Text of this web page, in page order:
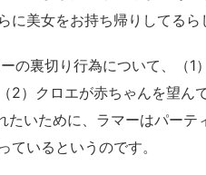
美女をお持ち帰りしてるら
の裏切り行為について、（1
2）クロエが赤ちゃんを望ん
いために、ラマーはパーテ
いるというのです。